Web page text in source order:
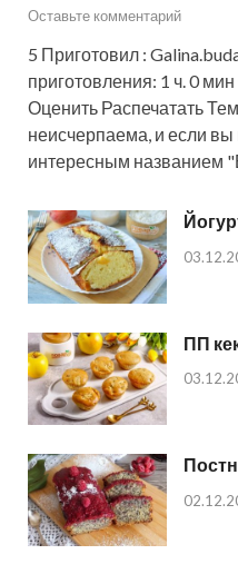
Оставьте комментарий
5 Приготовил :
приготовления: 1 ч. 0
Оценить Распечатать
неисчерпаема, и если вы
интересным названием
ПП